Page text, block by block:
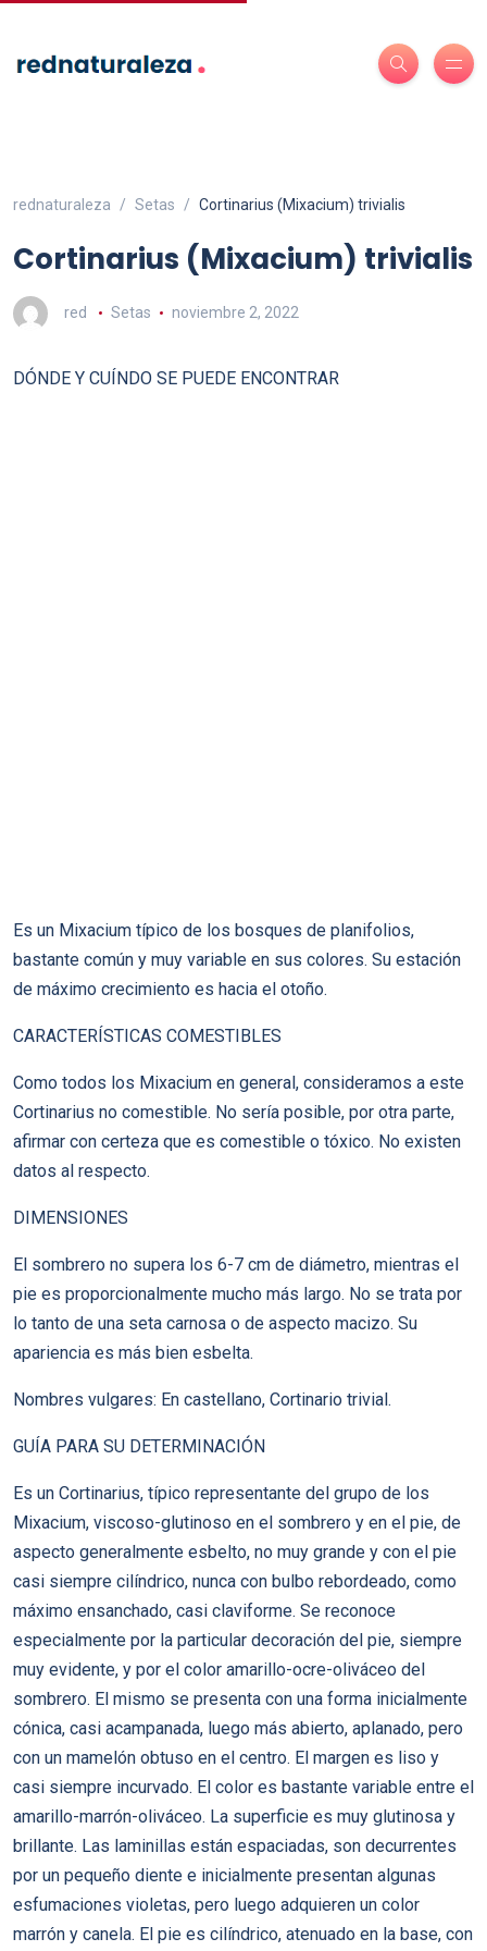
rednaturaleza Setas Cortinarius (Mixacium) trivialis
Cortinarius (Mixacium) trivialis
red Setas noviembre 2, 2022
DÓNDE Y CUÍNDO SE PUEDE ENCONTRAR
Es un Mixacium típico de los bosques de planifolios,
bastante común y muy variable en sus colores. Su estación
de máximo crecimiento es hacia el otoño.
CARACTERÍSTICAS COMESTIBLES
Como todos los Mixacium en general, consideramos a este
Cortinarius no comestible. No sería posible, por otra parte,
afirmar con certeza que es comestible o tóxico. No existen
datos al respecto.
DIMENSIONES
El sombrero no supera los 6-7 cm de diámetro, mientras el
pie es proporcionalmente mucho más largo. No se trata por
lo tanto de una seta carnosa o de aspecto macizo. Su
apariencia es más bien esbelta.
Nombres vulgares: En castellano, Cortinario trivial.
GUÍA PARA SU DETERMINACIÓN
Es un Cortinarius, típico representante del grupo de los
Mixacium, viscoso-glutinoso en el sombrero y en el pie, de
aspecto generalmente esbelto, no muy grande y con el pie
casi siempre cilíndrico, nunca con bulbo rebordeado, como
máximo ensanchado, casi claviforme. Se reconoce
especialmente por la particular decoración del pie, siempre
muy evidente, y por el color amarillo-ocre-oliváceo del
sombrero. El mismo se presenta con una forma inicialmente
cónica, casi acampanada, luego más abierto, aplanado, pero
con un mamelón obtuso en el centro. El margen es liso y
casi siempre incurvado. El color es bastante variable entre el
amarillo-marrón-oliváceo. La superficie es muy glutinosa y
brillante. Las laminillas están espaciadas, son decurrentes
por un pequeño diente e inicialmente presentan algunas
esfumaciones violetas, pero luego adquieren un color
marrón y canela. El pie es cilíndrico, atenuado en la base, con